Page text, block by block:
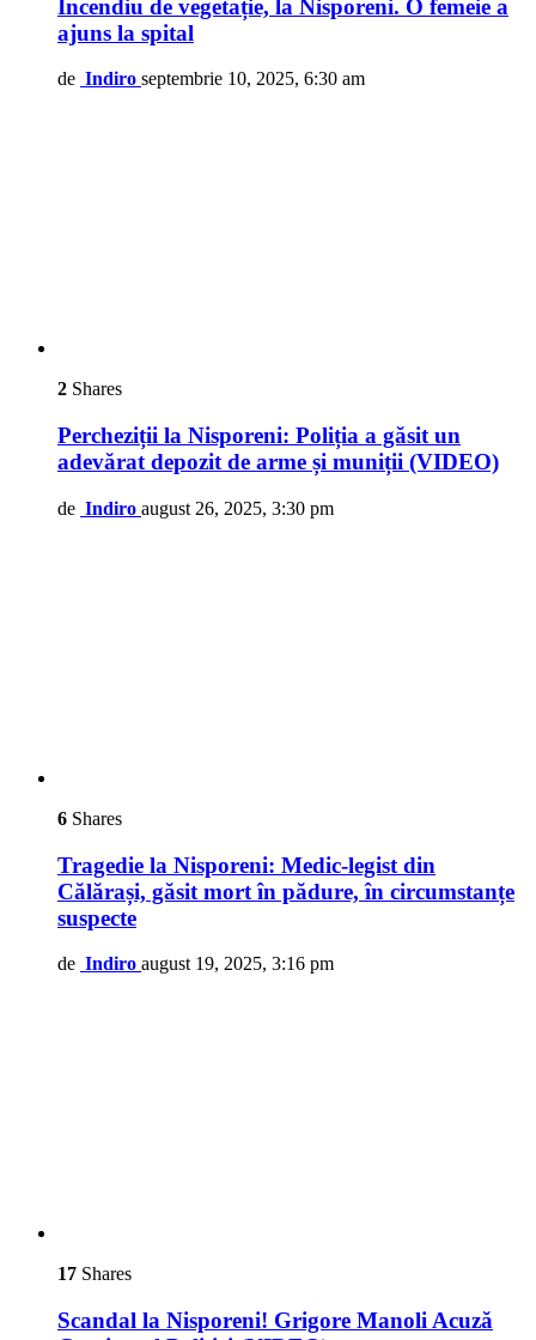
Incendiu de vegetație, la Nisporeni. O femeie a
ajuns la spital
de Indiro septembrie 10, 2025, 6:30 am
2 Shares
Percheziții la Nisporeni: Poliția a găsit un
adevărat depozit de arme și muniții (VIDEO)
de Indiro august 26, 2025, 3:30 pm
6 Shares
Tragedie la Nisporeni: Medic-legist din
Călărași, găsit mort în pădure, în circumstanțe
suspecte
de Indiro august 19, 2025, 3:16 pm
17 Shares
Scandal la Nisporeni! Grigore Manoli Acuză